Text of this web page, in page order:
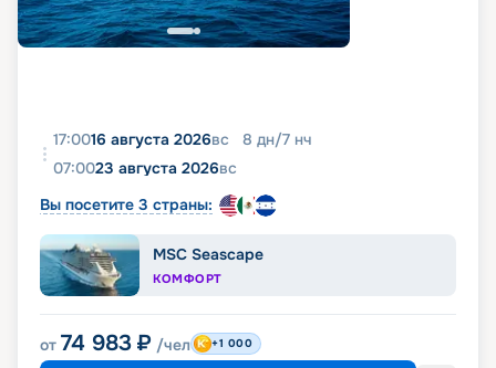
17:0016 августа 2026вс 8 дн/7 нч
07:0023 августа 2026вс
Вы посетите 3 страны:
MSC Seascape
КОМФОРТ
от 74 983 ₽ /чел +1 000